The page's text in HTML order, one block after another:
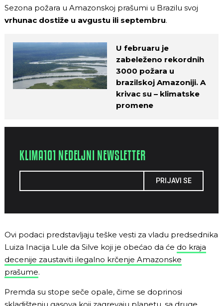
Sezona požara u Amazonskoj prašumi u Brazilu svoj
vrhunac dostiže u avgustu ili septembru.
U februaru je
zabeleženo rekordnih
3000 požara u
brazilskoj Amazoniji. A
krivac su – klimatske
promene
KLIMA101 NEDELJNI NEWSLETTER
PRIJAVI SE
Ovi podaci predstavljaju teške vesti za vladu predsednika
Luiza Inacija Lule da Silve koji je obećao da će do kraja
decenije zaustaviti ilegalno krčenje Amazonske
prašume.
Premda su stope seče opale, čime se doprinosi